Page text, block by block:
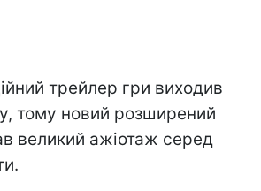
трейлер гри виходив
тому новий розширений
великий ажіотаж серед